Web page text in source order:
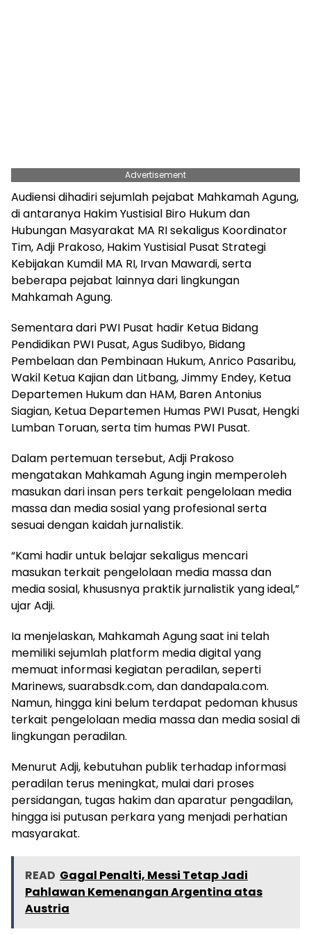
Advertisement
Audiensi dihadiri sejumlah pejabat Mahkamah Agung,
di antaranya Hakim Yustisial Biro Hukum dan
Hubungan Masyarakat MA RI sekaligus Koordinator
Tim, Adji Prakoso, Hakim Yustisial Pusat Strategi
Kebijakan Kumdil MA RI, Irvan Mawardi, serta
beberapa pejabat lainnya dari lingkungan
Mahkamah Agung.
Sementara dari PWI Pusat hadir Ketua Bidang
Pendidikan PWI Pusat, Agus Sudibyo, Bidang
Pembelaan dan Pembinaan Hukum, Anrico Pasaribu,
Wakil Ketua Kajian dan Litbang, Jimmy Endey, Ketua
Departemen Hukum dan HAM, Baren Antonius
Siagian, Ketua Departemen Humas PWI Pusat, Hengki
Lumban Toruan, serta tim humas PWI Pusat.
Dalam pertemuan tersebut, Adji Prakoso
mengatakan Mahkamah Agung ingin memperoleh
masukan dari insan pers terkait pengelolaan media
massa dan media sosial yang profesional serta
sesuai dengan kaidah jurnalistik.
“Kami hadir untuk belajar sekaligus mencari
masukan terkait pengelolaan media massa dan
media sosial, khususnya praktik jurnalistik yang ideal,”
ujar Adji.
Ia menjelaskan, Mahkamah Agung saat ini telah
memiliki sejumlah platform media digital yang
memuat informasi kegiatan peradilan, seperti
Marinews, suarabsdk.com, dan dandapala.com.
Namun, hingga kini belum terdapat pedoman khusus
terkait pengelolaan media massa dan media sosial di
lingkungan peradilan.
Menurut Adji, kebutuhan publik terhadap informasi
peradilan terus meningkat, mulai dari proses
persidangan, tugas hakim dan aparatur pengadilan,
hingga isi putusan perkara yang menjadi perhatian
masyarakat.
READ Gagal Penalti, Messi Tetap Jadi
Pahlawan Kemenangan Argentina atas
Austria